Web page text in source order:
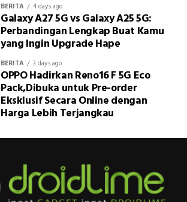
BERITA 4 days ago
Galaxy A27 5G vs Galaxy A25 5G:
Perbandingan Lengkap Buat Kamu
yang Ingin Upgrade Hape
BERITA 3 days ago
OPPO Hadirkan Reno16 F 5G Eco
Pack,Dibuka untuk Pre-order
Eksklusif Secara Online dengan
Harga Lebih Terjangkau